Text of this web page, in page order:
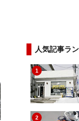
人気記事ラ
1
2